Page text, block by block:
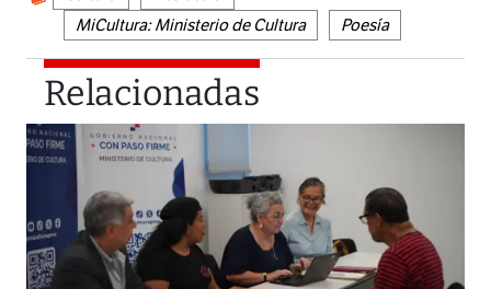
MiCultura: Ministerio de Cultura
Poesía
Relacionadas